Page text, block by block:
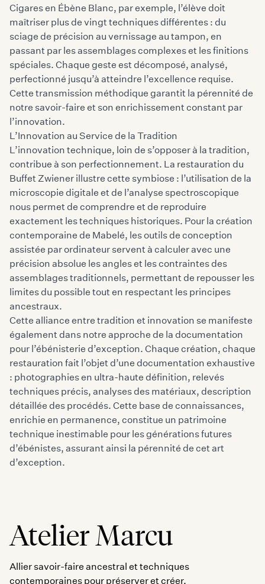
Cigares en Ébène Blanc, par exemple, l’élève doit
maîtriser plus de vingt techniques différentes : du
sciage de précision au vernissage au tampon, en
passant par les assemblages complexes et les finitions
spéciales. Chaque geste est décomposé, analysé,
perfectionné jusqu’à atteindre l’excellence requise.
Cette transmission méthodique garantit la pérennité de
notre savoir-faire et son enrichissement constant par
l’innovation.
L’Innovation au Service de la Tradition
L’innovation technique, loin de s’opposer à la tradition,
contribue à son perfectionnement. La restauration du
Buffet Zwiener illustre cette symbiose : l’utilisation de la
microscopie digitale et de l’analyse spectroscopique
nous permet de comprendre et de reproduire
exactement les techniques historiques. Pour la création
contemporaine de Mabelé, les outils de conception
assistée par ordinateur servent à calculer avec une
précision absolue les angles et les contraintes des
assemblages traditionnels, permettant de repousser les
limites du possible tout en respectant les principes
ancestraux.
Cette alliance entre tradition et innovation se manifeste
également dans notre approche de la documentation
pour l’ébénisterie d’exception. Chaque création, chaque
restauration fait l’objet d’une documentation exhaustive
: photographies en ultra-haute définition, relevés
techniques précis, analyses des matériaux, description
détaillée des procédés. Cette base de connaissances,
enrichie en permanence, constitue un patrimoine
technique inestimable pour les générations futures
d’ébénistes, assurant ainsi la pérennité de cet art
d’exception.
Atelier Marcu
Allier savoir-faire ancestral et techniques
contemporaines pour préserver et créer.